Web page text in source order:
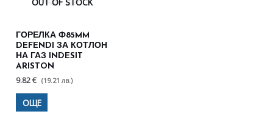
ГОРЕЛКА Ф85MM
DEFENDI ЗА КОТЛОН
НА ГАЗ INDESIT
ARISTON
9.82 € (19.21 лв.)
ОЩЕ